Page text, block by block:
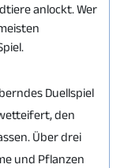
anlockt. Wer
Duellspiel
den
Über drei
und Pflanzen